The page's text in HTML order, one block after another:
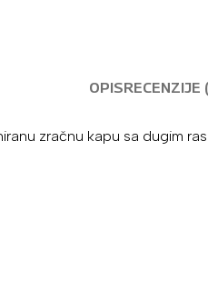
OPISRECENZIJE
zračnu kapu sa